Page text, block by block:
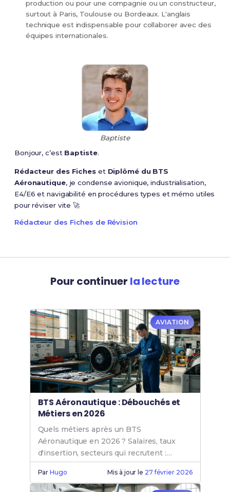
production ou pour une compagnie ou un constructeur,
surtout à Paris, Toulouse ou Bordeaux. L'anglais
technique est indispensable pour collaborer avec des
équipes internationales.
Baptiste
Bonjour, c’est Baptiste.
Rédacteur des Ficheset Diplômé du BTS
Aéronautique, je condense avionique, industrialisation,
E4/E6 et navigabilité en procédures types et mémo utiles
pour réviser vite 🚀
Rédacteur des Fiches de Révision
Pour continuer la lecture
AVIATION
BTS Aéronautique : Débouchés et
Métiers en 2026
Quels métiers après un BTS
Aéronautique en 2026 ? Salaires, taux
d'insertion, secteurs qui recrutent :
découvre tous les débouchés de ce
diplôme.
ParHugo Mis à jour le 27 février 2026